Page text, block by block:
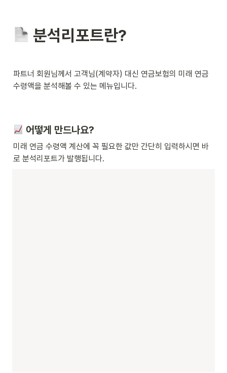
분석리포트란?
파트너 회원님께서 고객님(계약자) 대신 연금보험의 미래 연금
수령액을 분석해볼 수 있는 메뉴입니다.
어떻게 만드나요?
미래 연금 수령액 계산에 꼭 필요한 값만 간단히 입력하시면 바
로 분석리포트가 발행됩니다.